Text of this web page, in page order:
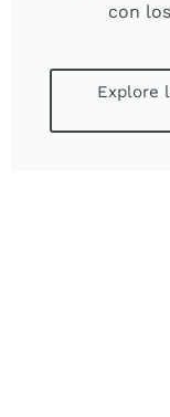
con
Explore